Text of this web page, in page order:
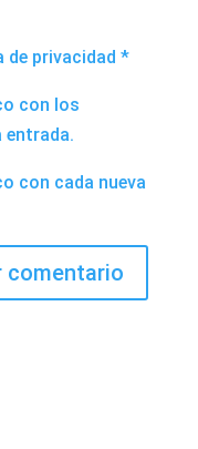
de privacidad *
con los
con cada nueva